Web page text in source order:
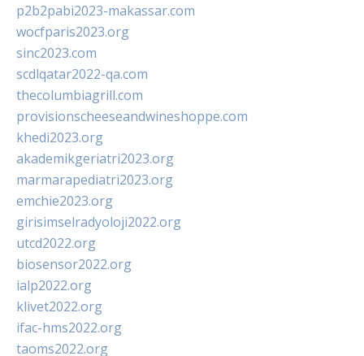
p2b2pabi2023-makassar.com
wocfparis2023.org
sinc2023.com
scdlqatar2022-qa.com
thecolumbiagrill.com
provisionscheeseandwineshoppe.com
khedi2023.org
akademikgeriatri2023.org
marmarapediatri2023.org
emchie2023.org
girisimselradyoloji2022.org
utcd2022.org
biosensor2022.org
ialp2022.org
klivet2022.org
ifac-hms2022.org
taoms2022.org